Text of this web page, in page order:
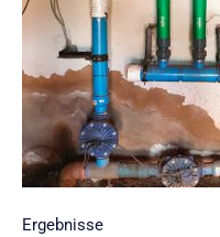
Ergebnisse